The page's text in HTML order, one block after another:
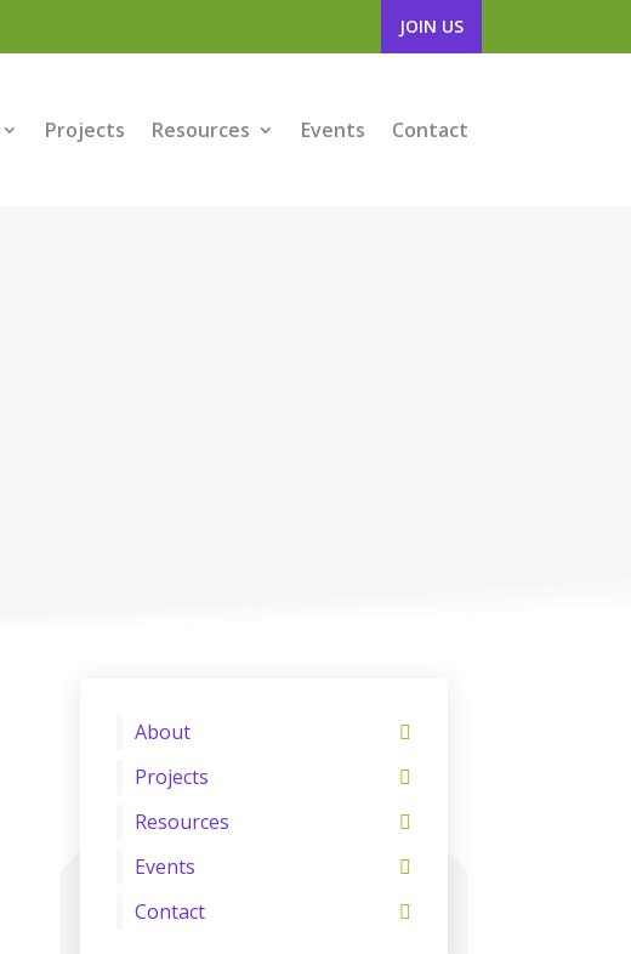
JOIN US
Projects Resources Events Contact
About
Projects
Resources
Events
Contact